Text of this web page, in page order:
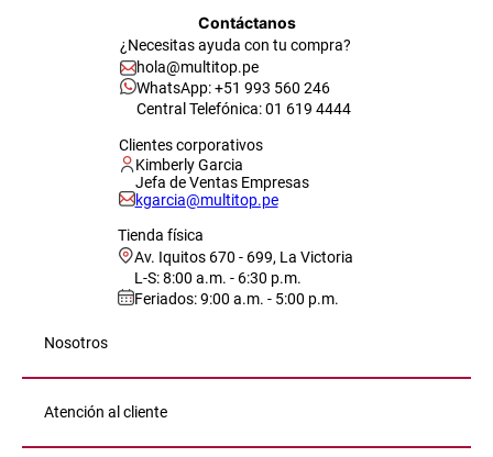
Contáctanos
¿Necesitas ayuda con tu compra?
hola@multitop.pe
WhatsApp: +51 993 560 246
Central Telefónica: 01 619 4444
Clientes corporativos
Kimberly Garcia
Jefa de Ventas Empresas
kgarcia@multitop.pe
Tienda física
Av. Iquitos 670 - 699, La Victoria
L-S: 8:00 a.m. - 6:30 p.m.
Feriados: 9:00 a.m. - 5:00 p.m.
Nosotros
Atención al cliente